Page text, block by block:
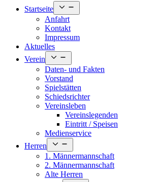
Startseite
menu
Anfahrt
Kontakt
Impressum
Aktuelles
Verein
menu
Daten- und Fakten
Vorstand
Spielstätten
Schiedsrichter
Vereinsleben
Vereinslegenden
Eintritt / Speisen
Medienservice
Herren
menu
1. Männermannschaft
2. Männermannschaft
Alte Herren